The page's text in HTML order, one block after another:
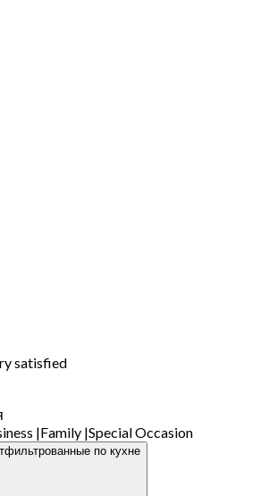
satisfied
|Family |Special Occasion
по кухне